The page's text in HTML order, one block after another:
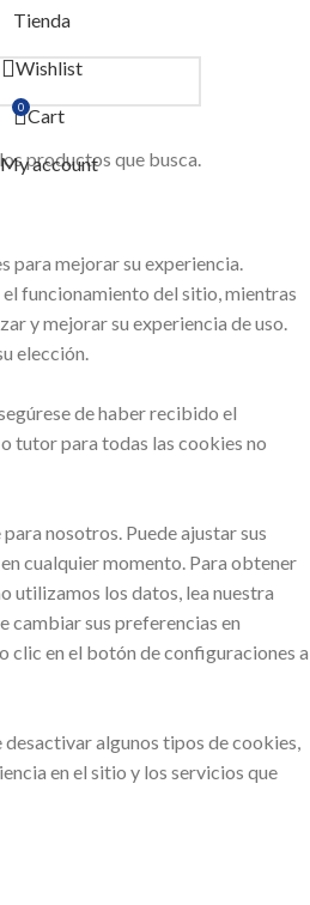
productos que busca.
Tienda
Wishlist
0 Cart
My account
para mejorar su experiencia.
funcionamiento del sitio, mientras
y mejorar su experiencia de uso.
elección.
de haber recibido el
tutor para todas las cookies no
nosotros. Puede ajustar sus
cualquier momento. Para obtener
utilizamos los datos, lea nuestra
cambiar sus preferencias en
clic en el botón de configuraciones a
desactivar algunos tipos de cookies,
en el sitio y los servicios que